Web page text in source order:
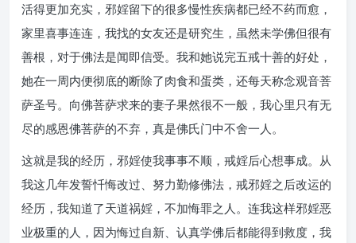
活得更加充实，邪婬留下的很多慢性疾病都已经不药而愈，
家里喜事连连，我找的女友还是研究生，虽然未学佛但很有
善根，对于佛法是闻即信受。我和她说完五戒十善的好处，
她在一周内便彻底的断除了肉食和蛋类，还每天称念观音菩
萨圣号。向佛菩萨求来的妻子果然很不一般，我心里只有无
尽的感恩佛菩萨的不弃，真是佛氏门中不舍一人。
这就是我的经历，邪婬使我事事不顺，戒婬后心想事成。从
我这几年发誓忏悔改过、努力勤修佛法，戒邪婬之后改运的
经历，我知道了天道祸婬，不加悔罪之人。连我这样邪婬恶
业极重的人，因为悔过自新、认真学佛后都能得到救度，我